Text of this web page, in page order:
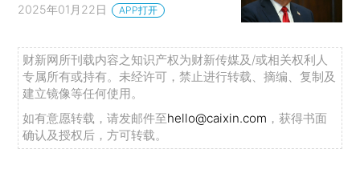
2025年01月22日 APP打开
财新网所刊载内容之知识产权为财新传媒及/或相关权利人
专属所有或持有。未经许可，禁止进行转载、摘编、复制及
建立镜像等任何使用。
如有意愿转载，请发邮件至hello@caixin.com ，获得书面
确认及授权后，方可转载。